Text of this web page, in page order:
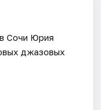
Сочи Юрия
джазовых